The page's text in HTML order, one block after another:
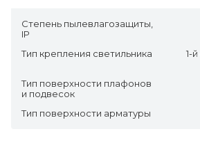
Степень пылевлагозащиты,
IP
Тип крепления светильника
1-
Тип поверхности плафонов
и подвесок
Тип поверхности арматуры